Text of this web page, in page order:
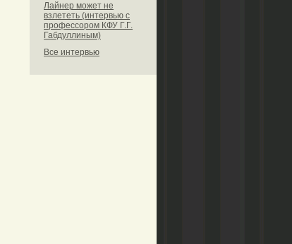
Лайнер может не
взлететь (интервью с
профессором КФУ Г.Г.
Габдуллиным)
Все интервью